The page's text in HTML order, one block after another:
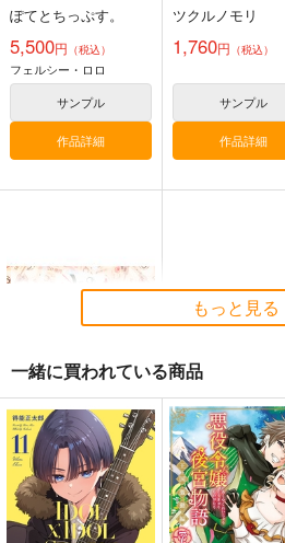
ぽてとちっぷす。
5,500円 （税込）
フェルシー・ロロ
サンプル
作品詳細
ド ミニキャラver
ツクルノモリ
1,760円 （税込）
サンプル
作品詳細
DIRTY DEAL GAME
DIRTY GAME
4,244円 （税込）
サンプル
もっと見る
一緒に買われている商品